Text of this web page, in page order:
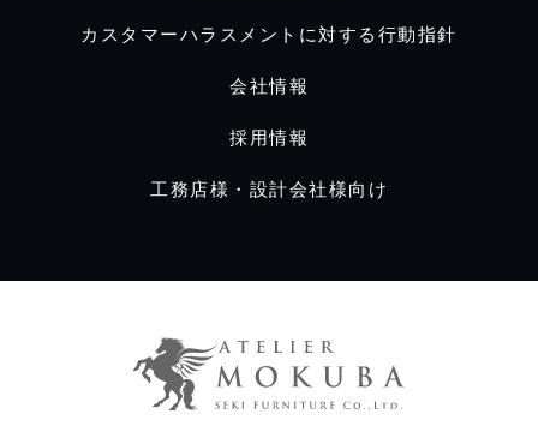
カスタマーハラスメントに対する行動指針
会社情報
採用情報
工務店様・設計会社様向け